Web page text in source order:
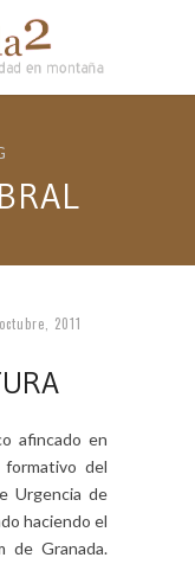
octubre, 2011
afincado en
del
Urgencia de
haciendo el
de Granada.